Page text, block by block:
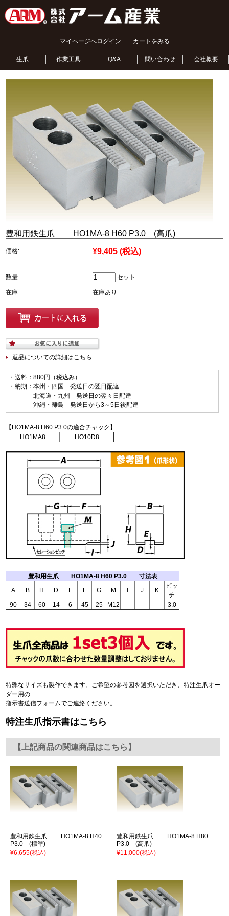
マイページへログイン カートをみる
生爪 作業工具 Q&A 問い合わせ 会社概要
豊和用鉄生爪 HO1MA-8 H60 P3.0 (高爪)
価格: ¥9,405 (税込)
数量: セット
在庫: 在庫あり
返品についての詳細はこちら
・送料：880円（税込み）
・納期：本州・四国 発送日の翌日配達
北海道・九州 発送日の翌々日配達
沖縄・離島 発送日から3～5日後配達
【HO1MA-8 H60 P3.0の適合チャック】
HO1MA8
HO10D8
豊和用生爪 HO1MA-8 H60 P3.0 寸法表
A
B H D E F G M J K
ピッ
チ
90
34 60 14 6 45 25 M12 - - - 3.0
特殊なサイズも製作できます。ご希望の参考図を選択いただき、特注生爪オー
ダー用の
指示書送信フォームでご連絡ください。
特注生爪指示書はこちら
【上記商品の関連商品はこちら】
豊和用鉄生爪 HO1MA-8 H40
P3.0 (標準)
¥6,655(税込)
豊和用鉄生爪 HO1MA-8 H80
P3.0 (高爪)
¥11,000(税込)